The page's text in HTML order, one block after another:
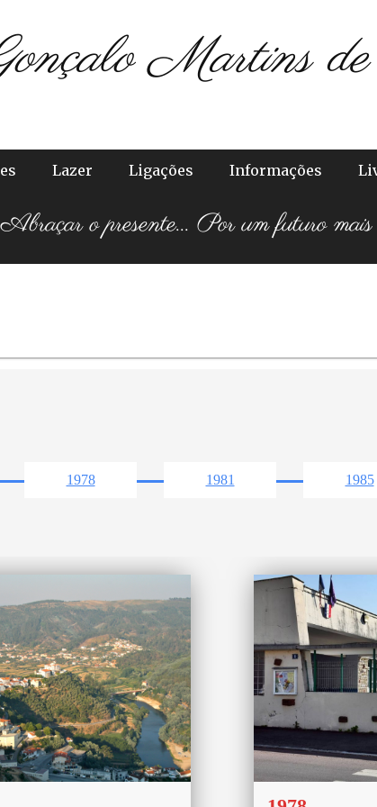
Martins
Lazer Ligações Informações
Abraçar o presente... Por um futuro mais
1978 1981 1985